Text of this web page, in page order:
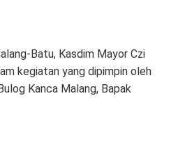
Batu, Kasdim Mayor Czi
kegiatan yang dipimpin oleh
Kanca Malang, Bapak